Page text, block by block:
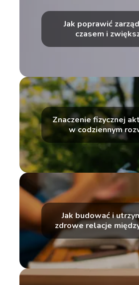
Jak poprawić
czasem i
Znaczenie fizycznej
w codziennym
osobistym
Jak budować i
zdrowe relacje